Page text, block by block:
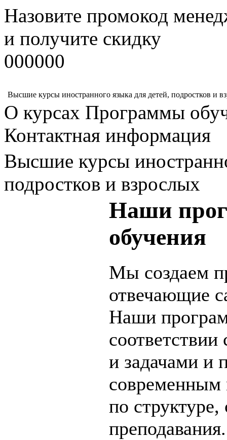
Назовите промокод
и получите скидку
000000
Высшие курсы иностранного языка для детей, подростков и
О курсах Программы
Контактная информация
Высшие курсы
подростков и взрослых
Наши
обучения
Мы создаем
отвечающие
Наши
и задачами и
современным
по
преподавания.